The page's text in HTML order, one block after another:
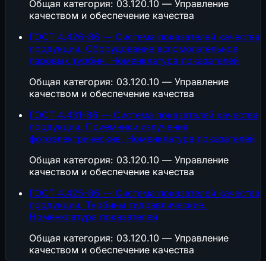
Общая категория: 03.120.10 — Управление
качеством и обеспечение качества
ГОСТ 4.426-86 — Система показателей качества
продукции. Оборудование вспомогательное
паровых турбин. Номенклатура показателей
Общая категория: 03.120.10 — Управление
качеством и обеспечение качества
ГОСТ 4.431-86 — Система показателей качества
продукции. Приемники излучения
фотоэлектрические. Номенклатура показателей
Общая категория: 03.120.10 — Управление
качеством и обеспечение качества
ГОСТ 4.425-86 — Система показателей качества
продукции. Турбины гидравлические.
Номенклатура показателей
Общая категория: 03.120.10 — Управление
качеством и обеспечение качества